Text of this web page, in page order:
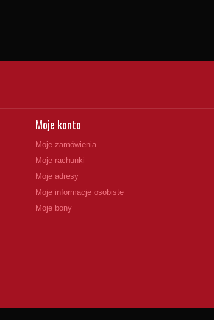
Moje konto
Moje zamówienia
Moje rachunki
Moje adresy
Moje informacje osobiste
Moje bony